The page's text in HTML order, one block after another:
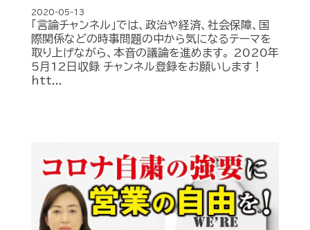
2020-05-13
「言論チャンネル」では、政治や経済、社会保障、国
際関係などの時事問題の中から気になるテーマを
取り上げながら、本音の議論を進めます。 2020年
5月12日収録 チャンネル登録をお願いします！
htt...